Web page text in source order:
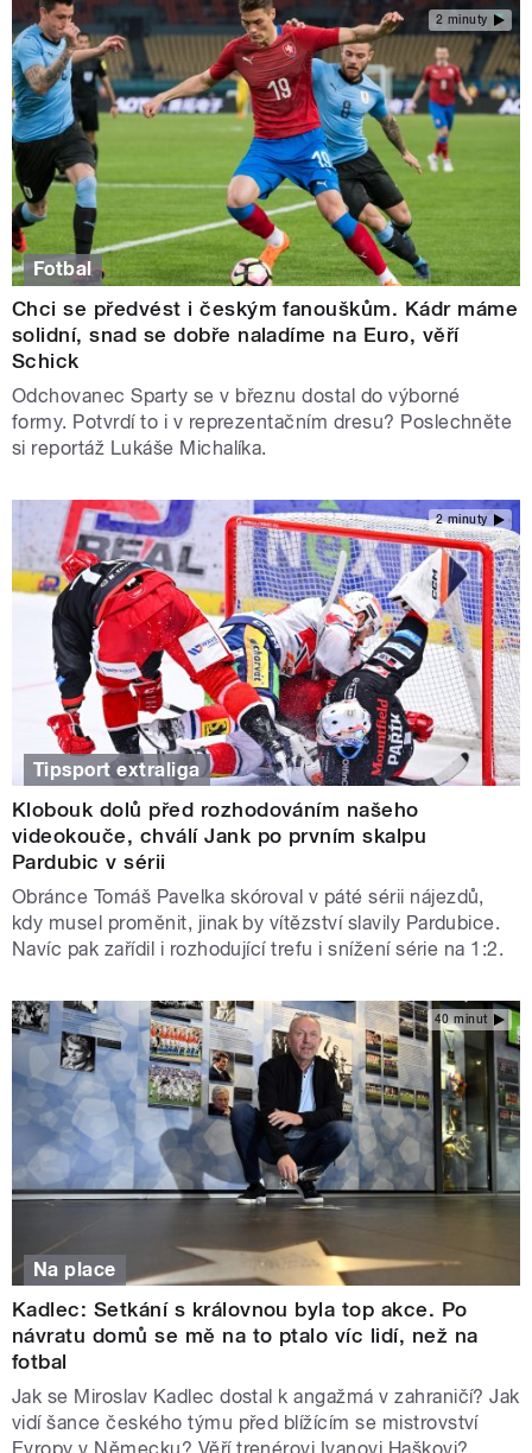
2 minuty
Fotbal
Chci se předvést i českým fanouškům. Kádr máme
solidní, snad se dobře naladíme na Euro, věří
Schick
Odchovanec Sparty se v březnu dostal do výborné
formy. Potvrdí to i v reprezentačním dresu? Poslechněte
si reportáž Lukáše Michalíka.
2 minuty
Tipsport extraliga
Klobouk dolů před rozhodováním našeho
videokouče, chválí Jank po prvním skalpu
Pardubic v sérii
Obránce Tomáš Pavelka skóroval v páté sérii nájezdů,
kdy musel proměnit, jinak by vítězství slavily Pardubice.
Navíc pak zařídil i rozhodující trefu i snížení série na 1:2.
40 minut
Na place
Kadlec: Setkání s královnou byla top akce. Po
návratu domů se mě na to ptalo víc lidí, než na
fotbal
Jak se Miroslav Kadlec dostal k angažmá v zahraničí? Jak
vidí šance českého týmu před blížícím se mistrovství